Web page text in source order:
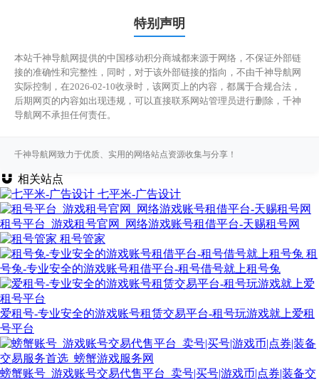
特别声明
本站千神导航网提供的中国移动积分商城都来源于网络，不保证外部链
接的准确性和完整性，同时，对于该外部链接的指向，不由千神导航网
实际控制，在2026-02-10收录时，该网页上的内容，都属于合规合法，
后期网页的内容如出现违规，可以直接联系网站管理员进行删除，千神
导航网不承担任何责任。
千神导航网致力于优质、实用的网络站点资源收集与分享！
相关站点
七平米-广告设计
租号平台_游戏租号官网_网络游戏账号租借平台-天赐租号网
租号管家
租
号兔-专业安全的游戏账号租借平台-租号借号就上租号兔
爱租号-专业安全的游戏账号租赁交易平台-租号玩游戏就上爱租
号平台
螃蟹账号_游戏账号交易代售平台_卖号|买号|游戏币|点券|装备交